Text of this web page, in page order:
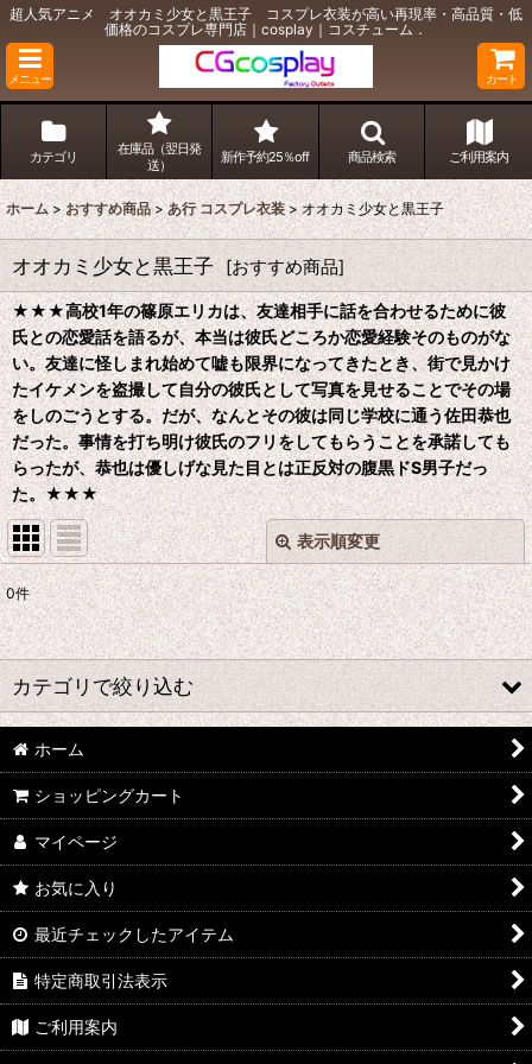
超人気アニメ オオカミ少女と黒王子 コスプレ衣装が高い再現率・高品質・低
価格のコスプレ専門店｜cosplay｜コスチューム．
メニュー カート
カテゴリ
在庫品（翌日発
送）
新作予約25％off 商品検索 ご利用案内
ホーム > おすすめ商品 > あ行 コスプレ衣装 > オオカミ少女と黒王子
オオカミ少女と黒王子 [おすすめ商品]
★★★高校1年の篠原エリカは、友達相手に話を合わせるために彼
氏との恋愛話を語るが、本当は彼氏どころか恋愛経験そのものがな
い。友達に怪しまれ始めて嘘も限界になってきたとき、街で見かけ
たイケメンを盗撮して自分の彼氏として写真を見せることでその場
をしのごうとする。だが、なんとその彼は同じ学校に通う佐田恭也
だった。事情を打ち明け彼氏のフリをしてもらうことを承諾しても
らったが、恭也は優しげな見た目とは正反対の腹黒ドS男子だっ
た。★★★
表示順変更
表示数:
並び順:
閉じる
0件
カテゴリで絞り込む
あ行 コスプレ衣装 (全商品)
ウマ娘プリティーダービー
あんさんぶるスターズ
アズールレーン
王様ランキング
ホーム
ショッピングカート
マイページ
お気に入り
最近チェックしたアイテム
特定商取引法表示
ご利用案内